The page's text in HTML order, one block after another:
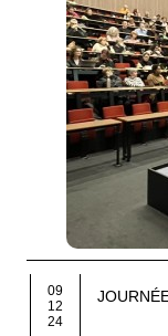
09
12
24